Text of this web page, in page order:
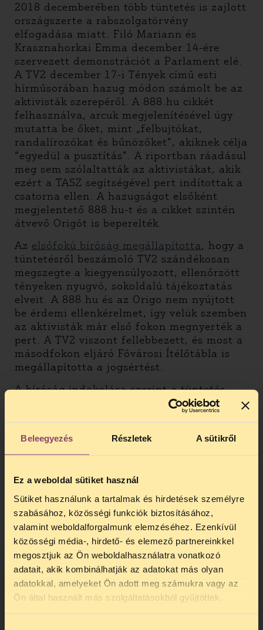
Beleegyezés Részletek A sütikről
Ez a weboldal sütiket használ
Sütiket használunk a tartalmak és hirdetések személyre
szabásához, közösségi funkciók biztosításához,
valamint weboldalforgalmunk elemzéséhez. Ezenkívül
közösségi média-, hirdető- és elemező partnereinkkel
megosztjuk az Ön weboldalhasználatra vonatkozó
adatait, akik kombinálhatják az adatokat más olyan
adatokkal, amelyeket Ön adott meg számukra vagy az
Ön által használt más szolgáltatásokból gyűjtöttek.
2018 decemberében több tüntetés is zajlott
országszerte a rabszolgatörvény
elfogadása miatt. Filó Mariann és
Krasznahorkai Emma december 14-ére
szervezett demonstrációt a Parlament elé.
A TV2 december 17-i Tények című esti
hírműsorában hazug módon számolt be az
aktivisták szerepéről. A 888.hu cikkét
felhasználva, arcuk megjelenítésével úgy
mutatta be őket, mint „felbujtókat,
randalírozókat és bűnözőket”, akiknek célja
“egyedül a pusztítás”. A riportban ráadásul
meg sem szólaltatták az aktivistákat, akik
ezért a TASZ segítségével pert indítottak a
csatorna ellen. A hazugságot elsőként
megjelentető 888.hu-t és a cikket szintén
átvevő Origót is beperelték.
Az elsőfokú bíróság megállapította, hogy a
tüntetésről beszámoló TV2 szándékosan
megszegte a kiegyensúlyozott, ellenőrzött
tényeken nyugvó, sokoldalú tájékoztatás
elveit. A 888.hu és az Origo nem nyújtott
be érdemi ellenkérelmet, így velük szemben
az aktivisták már első fokon megnyerték a
pert. A TV2 viszont fellebbezett, és most a
másodfokon eljáró Fővárosi Ítélőtábla is
megállapította a jogsértést.
A bíróság indokolása szerint a tüntetés
szervezői jogszerűen éltek az Alaptörvény
által védett véleménynyilvánítási és
a személyiségi jogaikat, amikor erről
valótlanul számolt be. Azt is
nézők félretájékoztatása volt, és ennek
érdekében szándékosan eltorzították a
történéseket. Az ítéletben úgy
fogalmaztak, hogy “a televíziós csatorna
híradója ezen valótlan tényállítással az
átlagosan tájékozott és körültekintő
átlagnéző véleményalkotását kívánta
befolyásolni.”
A döntés értelmében a TV2-nek 800 000
forint sérelemdíjat kell fizetnie az
TELEFONOS JOGSEGÉLY
SZÜNET!